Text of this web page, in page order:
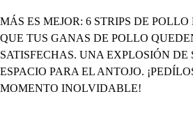
MÁS ES MEJOR: 6 STRIPS DE
QUE TUS GANAS DE POLLO
SATISFECHAS. UNA EXPLOSIÓN DE
ESPACIO PARA EL ANTOJO.
MOMENTO INOLVIDABLE!